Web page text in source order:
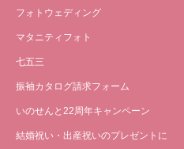
フォトウェディング
マタニティフォト
七五三
振袖カタログ請求フォーム
いのせんと22周年キャンペーン
結婚祝い・出産祝いのプレゼントに